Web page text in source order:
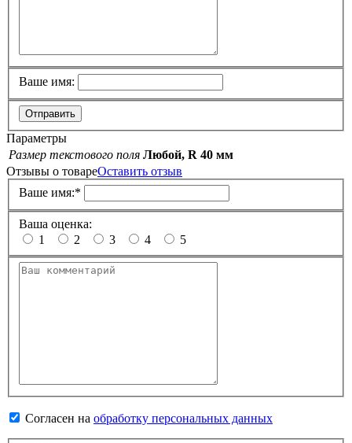
Ваше имя:
Отправить
Параметры
Размер текстового поля Любой, R 40 мм
Отзывы о товареОставить отзыв
Ваше имя:*
Ваша оценка:
1
2 3 4 5
Согласен на обработку персональных данных